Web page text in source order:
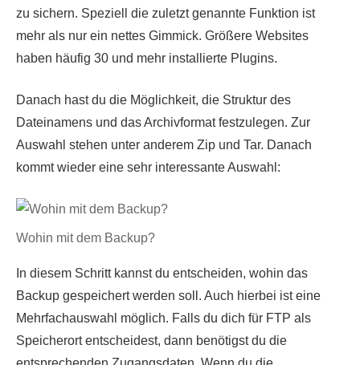
zu sichern. Speziell die zuletzt genannte Funktion ist
mehr als nur ein nettes Gimmick. Größere Websites
haben häufig 30 und mehr installierte Plugins.
Danach hast du die Möglichkeit, die Struktur des
Dateinamens und das Archivformat festzulegen. Zur
Auswahl stehen unter anderem Zip und Tar. Danach
kommt wieder eine sehr interessante Auswahl:
Wohin mit dem Backup?
In diesem Schritt kannst du entscheiden, wohin das
Backup gespeichert werden soll. Auch hierbei ist eine
Mehrfachauswahl möglich. Falls du dich für FTP als
Speicherort entscheidest, dann benötigst du die